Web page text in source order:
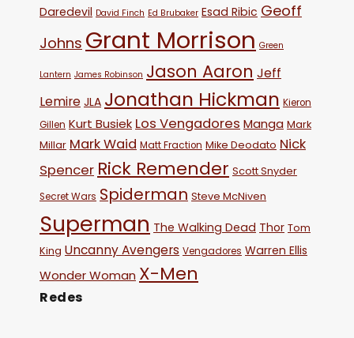
Daredevil David Finch Ed Brubaker Esad Ribic Geoff
Johns Grant Morrison Green
Lantern James Robinson Jason Aaron Jeff
Lemire JLA Jonathan Hickman Kieron
Gillen Kurt Busiek Los Vengadores Manga Mark
Millar Mark Waid Matt Fraction Mike Deodato Nick
Spencer Rick Remender Scott Snyder
Secret Wars Spiderman Steve McNiven
Superman The Walking Dead Thor Tom
King Uncanny Avengers Vengadores Warren Ellis
Wonder Woman X-Men
Redes